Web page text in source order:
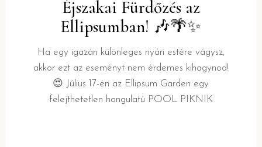
Éjszakai Fürdőzés az
Ellipsumban! 🎶🌴✨
Ha egy igazán különleges nyári estére vágysz,
akkor ezt az eseményt nem érdemes kihagynod!
😍 Július 17-én az Ellipsum Garden egy
felejthetetlen hangulatú POOL PIKNIK